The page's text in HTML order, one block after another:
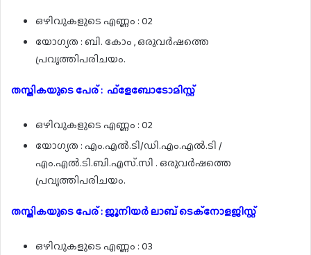
ഒഴിവുകളുടെ എണ്ണം : 02
യോഗ്യത : ബി. കോം , ഒരുവർഷത്തെ
പ്രവൃത്തിപരിചയം.
തസ്തികയുടെ പേര് : ഫ്ളേബോടോമിസ്റ്റ്
ഒഴിവുകളുടെ എണ്ണം : 02
യോഗ്യത : എം.എൽ.ടി/ഡി.എം.എൽ.ടി /
എം.എൽ.ടി.ബി.എസ്.സി . ഒരുവർഷത്തെ
പ്രവൃത്തിപരിചയം.
തസ്തികയുടെ പേര് : ജൂനിയർ ലാബ് ടെക്നോളജിസ്റ്റ്
ഒഴിവുകളുടെ എണ്ണം : 03